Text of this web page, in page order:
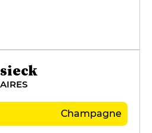
Champagne